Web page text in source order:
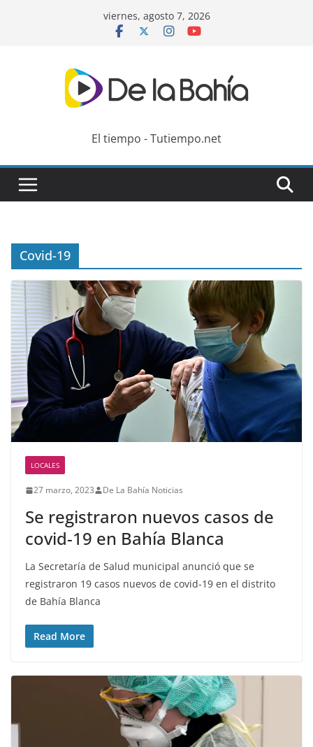
viernes, agosto 7, 2026
El tiempo - Tutiempo.net
Covid-19
LOCALES
27 marzo, 2023 De La Bahía Noticias
Se registraron nuevos casos de
covid-19 en Bahía Blanca
La Secretaría de Salud municipal anunció que se
registraron 19 casos nuevos de covid-19 en el distrito
de Bahía Blanca
Read More